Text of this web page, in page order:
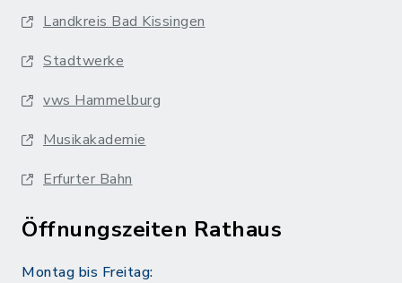
Landkreis Bad Kissingen
Stadtwerke
vws Hammelburg
Musikakademie
Erfurter Bahn
Öffnungszeiten Rathaus
Montag bis Freitag: